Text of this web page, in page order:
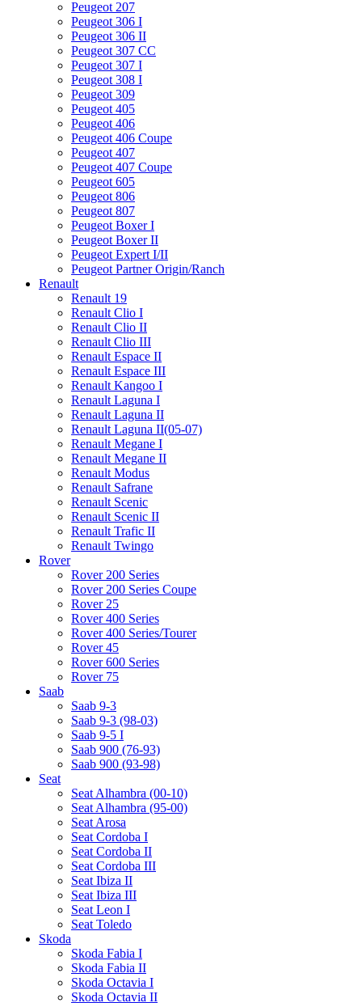
Peugeot 207
Peugeot 306 I
Peugeot 306 II
Peugeot 307 CC
Peugeot 307 I
Peugeot 308 I
Peugeot 309
Peugeot 405
Peugeot 406
Peugeot 406 Coupe
Peugeot 407
Peugeot 407 Coupe
Peugeot 605
Peugeot 806
Peugeot 807
Peugeot Boxer I
Peugeot Boxer II
Peugeot Expert I/II
Peugeot Partner Origin/Ranch
Renault
Renault 19
Renault Clio I
Renault Clio II
Renault Clio III
Renault Espace II
Renault Espace III
Renault Kangoo I
Renault Laguna I
Renault Laguna II
Renault Laguna II(05-07)
Renault Megane I
Renault Megane II
Renault Modus
Renault Safrane
Renault Scenic
Renault Scenic II
Renault Trafic II
Renault Twingo
Rover
Rover 200 Series
Rover 200 Series Coupe
Rover 25
Rover 400 Series
Rover 400 Series/Tourer
Rover 45
Rover 600 Series
Rover 75
Saab
Saab 9-3
Saab 9-3 (98-03)
Saab 9-5 I
Saab 900 (76-93)
Saab 900 (93-98)
Seat
Seat Alhambra (00-10)
Seat Alhambra (95-00)
Seat Arosa
Seat Cordoba I
Seat Cordoba II
Seat Cordoba III
Seat Ibiza II
Seat Ibiza III
Seat Leon I
Seat Toledo
Skoda
Skoda Fabia I
Skoda Fabia II
Skoda Octavia I
Skoda Octavia II